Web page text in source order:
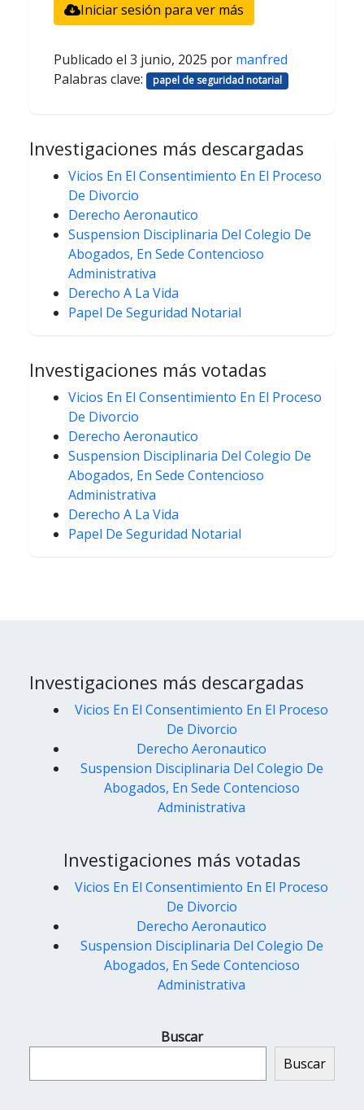
Iniciar sesión para ver más
Publicado el 3 junio, 2025 por manfred
Palabras clave:
papel de seguridad notarial
Investigaciones más descargadas
Vicios En El Consentimiento En El Proceso
De Divorcio
Derecho Aeronautico
Suspension Disciplinaria Del Colegio De
Abogados, En Sede Contencioso
Administrativa
Derecho A La Vida
Papel De Seguridad Notarial
Investigaciones más votadas
Vicios En El Consentimiento En El Proceso
De Divorcio
Derecho Aeronautico
Suspension Disciplinaria Del Colegio De
Abogados, En Sede Contencioso
Administrativa
Derecho A La Vida
Papel De Seguridad Notarial
Investigaciones más descargadas
Vicios En El Consentimiento En El Proceso
De Divorcio
Derecho Aeronautico
Suspension Disciplinaria Del Colegio De
Abogados, En Sede Contencioso
Administrativa
Investigaciones más votadas
Vicios En El Consentimiento En El Proceso
De Divorcio
Derecho Aeronautico
Suspension Disciplinaria Del Colegio De
Abogados, En Sede Contencioso
Administrativa
Buscar
Buscar